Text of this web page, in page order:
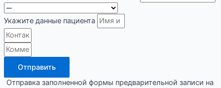
Укажите данные пациента
Отправить
Отправка заполненной формы предварительной записи на